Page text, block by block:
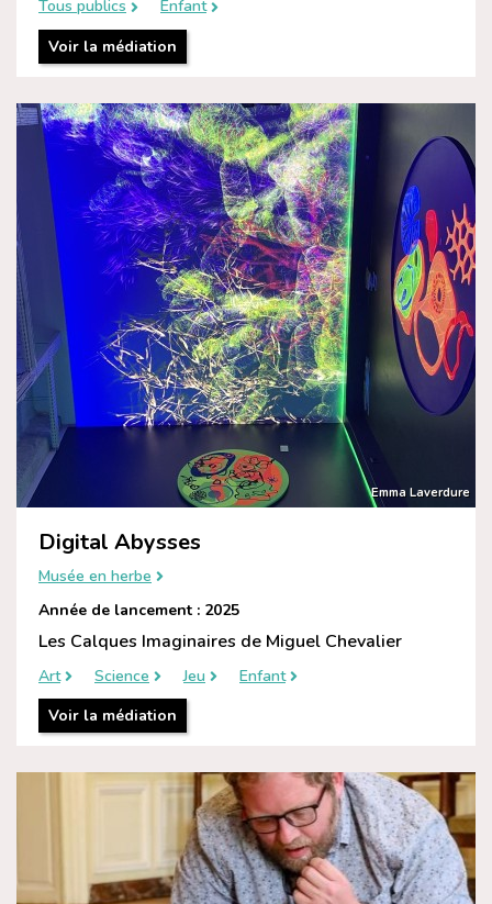
Tous publics
Enfant
Voir la médiation
Emma Laverdure
Digital Abysses
Musée en herbe
Année de lancement : 2025
Les Calques Imaginaires de Miguel Chevalier
Art Science Jeu
Enfant
Voir la médiation